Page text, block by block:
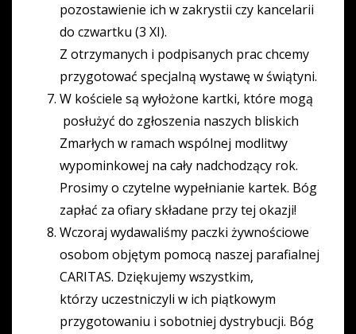
pozostawienie ich w zakrystii czy kancelarii
do czwartku (3 XI).
Z otrzymanych i podpisanych prac chcemy
przygotować specjalną wystawę w świątyni.
W kościele są wyłożone kartki, które mogą
posłużyć do zgłoszenia naszych bliskich
Zmarłych w ramach wspólnej modlitwy
wypominkowej na cały nadchodzący rok.
Prosimy o czytelne wypełnianie kartek. Bóg
zapłać za ofiary składane przy tej okazji!
Wczoraj wydawaliśmy paczki żywnościowe
osobom objętym pomocą naszej parafialnej
CARITAS. Dziękujemy wszystkim,
którzy uczestniczyli w ich piątkowym
przygotowaniu i sobotniej dystrybucji. Bóg